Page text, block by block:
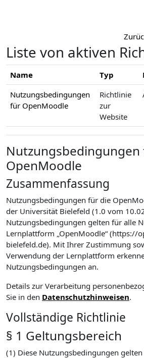
Liste von aktiven
Name Typ
Nutzungsbedingungen
für OpenMoodle
Richtlinie
zur
Website
Nutzungsbedingungen
OpenMoodle
Zusammenfassung
Nutzungsbedingungen für die
der Universität Bielefeld (1.0 vom
Nutzungsbedingungen gelten für alle
Lernplattform „OpenMoodle“ (https://
bielefeld.de). Mit Ihrer Zustimmung
Verwendung der Lernplattform
Nutzungsbedingungen an.
Details zur Verarbeitung
Sie in den Datenschutzhinweisen.
Vollständige Richtlinie
§ 1 Geltungsbereich
(1) Diese Nutzungsbedingungen